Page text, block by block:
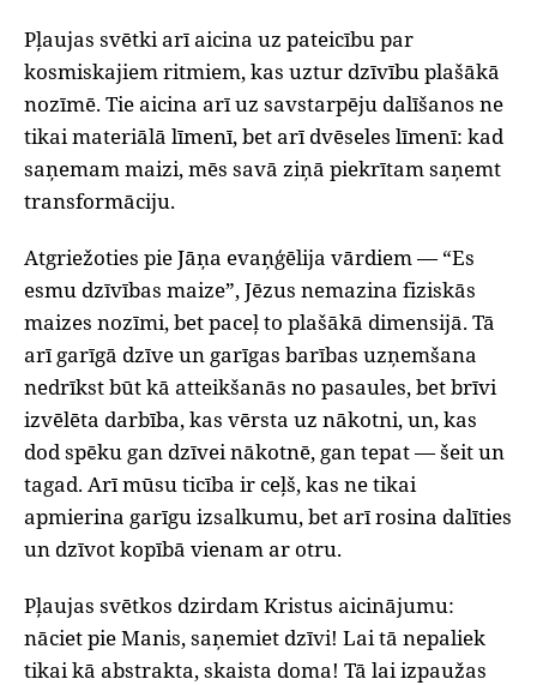
Pļaujas svētki arī aicina uz pateicību par
kosmiskajiem ritmiem, kas uztur dzīvību plašākā
nozīmē. Tie aicina arī uz savstarpēju dalīšanos ne
tikai materiālā līmenī, bet arī dvēseles līmenī: kad
saņemam maizi, mēs savā ziņā piekrītam saņemt
transformāciju.
Atgriežoties pie Jāņa evaņģēlija vārdiem — “Es
esmu dzīvības maize”, Jēzus nemazina fiziskās
maizes nozīmi, bet paceļ to plašākā dimensijā. Tā
arī garīgā dzīve un garīgas barības uzņemšana
nedrīkst būt kā atteikšanās no pasaules, bet brīvi
izvēlēta darbība, kas vērsta uz nākotni, un, kas
dod spēku gan dzīvei nākotnē, gan tepat — šeit un
tagad. Arī mūsu ticība ir ceļš, kas ne tikai
apmierina garīgu izsalkumu, bet arī rosina dalīties
un dzīvot kopībā vienam ar otru.
Pļaujas svētkos dzirdam Kristus aicinājumu:
nāciet pie Manis, saņemiet dzīvi! Lai tā nepaliek
tikai kā abstrakta, skaista doma! Tā lai izpaužas